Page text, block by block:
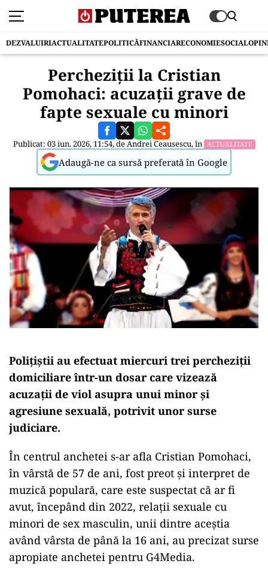
DEZVALUIRIACTUALITATEPOLITICĂFINANCIARECONOMIESOCIAL
Percheziții la Cristian
Pomohaci: acuzații grave de
fapte sexuale cu minori
Publicat: 03 iun. 2026, 11:54, deAndrei Ceausescu, în ACTUALITATE
Adaugă-ne ca sursă preferată în Google
Polițiștii au efectuat miercuri trei percheziții
domiciliare într-un dosar care vizează
acuzații de viol asupra unui minor și
agresiune sexuală, potrivit unor surse
judiciare.
În centrul anchetei s-ar afla Cristian Pomohaci,
în vârstă de 57 de ani, fost preot și interpret de
muzică populară, care este suspectat că ar fi
avut, începând din 2022, relații sexuale cu
minori de sex masculin, unii dintre aceștia
având vârsta de până la 16 ani, au precizat surse
apropiate anchetei pentru G4Media.